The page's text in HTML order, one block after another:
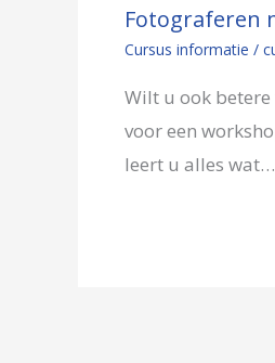
Fotograferen
Cursus informatie /
Wilt u ook betere
voor een
leert u alles wat…